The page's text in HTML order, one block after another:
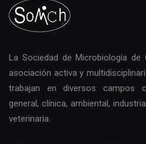
La Sociedad de Microbiología de
asociación activa y
trabajan en diversos campos
general, clínica, ambiental,
veterinaria.